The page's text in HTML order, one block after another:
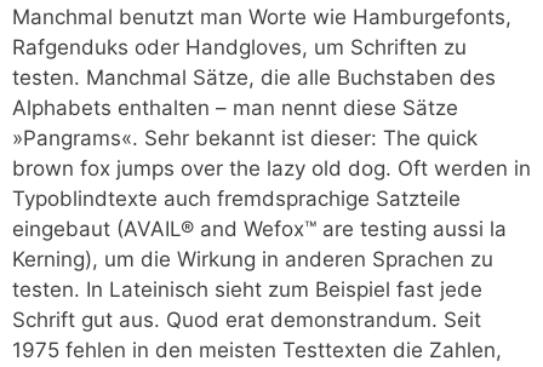
Manchmal benutzt man Worte wie Hamburgefonts,
Rafgenduks oder Handgloves, um Schriften zu
testen. Manchmal Sätze, die alle Buchstaben des
Alphabets enthalten – man nennt diese Sätze
»Pangrams«. Sehr bekannt ist dieser: The quick
brown fox jumps over the lazy old dog. Oft werden in
Typoblindtexte auch fremdsprachige Satzteile
eingebaut (AVAIL® and Wefox™ are testing aussi la
Kerning), um die Wirkung in anderen Sprachen zu
testen. In Lateinisch sieht zum Beispiel fast jede
Schrift gut aus. Quod erat demonstrandum. Seit
1975 fehlen in den meisten Testtexten die Zahlen,